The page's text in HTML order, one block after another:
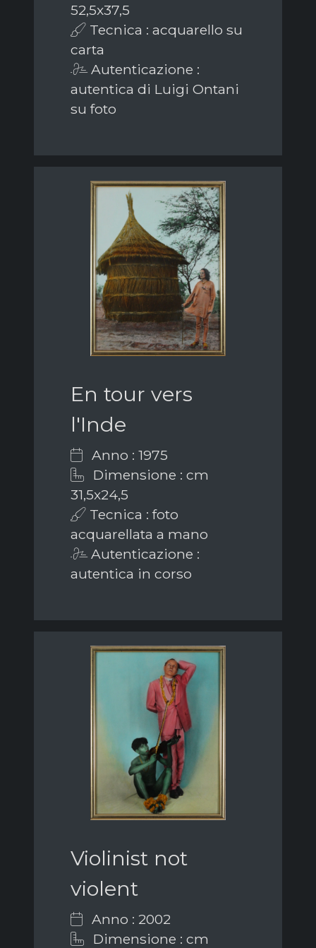
52,5x37,5
Tecnica : acquarello su
carta
Autenticazione :
autentica di Luigi Ontani
su foto
En tour vers
l'Inde
Anno : 1975
Dimensione : cm
31,5x24,5
Tecnica : foto
acquarellata a mano
Autenticazione :
autentica in corso
Violinist not
violent
Anno : 2002
Dimensione : cm